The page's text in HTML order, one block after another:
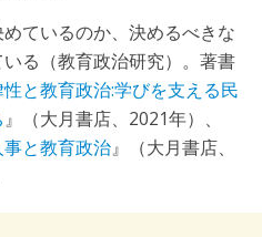
ているのか、決めるべきな
る（教育政治研究）。著書
と教育政治:学びを支える民
』（大月書店、2021年）、
と教育政治』（大月書店、